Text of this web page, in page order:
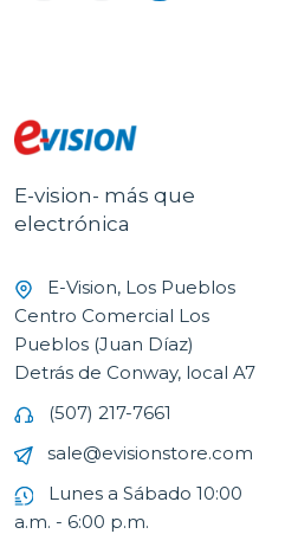
E-vision- más que
electrónica
E-Vision, Los Pueblos
Centro Comercial Los
Pueblos (Juan Díaz)
Detrás de Conway, local A7
(507) 217-7661
sale@evisionstore.com
Lunes a Sábado 10:00
a.m. - 6:00 p.m.